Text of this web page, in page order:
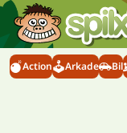
Action Arkade Bil